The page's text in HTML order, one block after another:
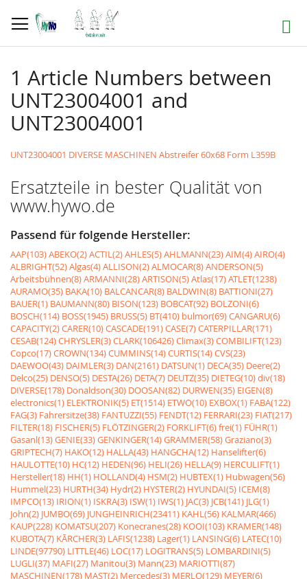
zum
Inhalt
Suche
1 Article Numbers between
UNT23004001 and
UNT23004001
UNT23004001 DIVERSE MASCHINEN Abstreifer 60x68 Form L359B
Ersatzteile in bester Qualität von
www.hywo.de
Passend für folgende Hersteller:
AAP(103)ABEKO(2)ACTIL(2)AHLES(5)AHLMANN(23)AIM(4)AIRO(4)
ALBRIGHT(52)Algas(4)ALLISON(2)ALMOCAR(8)ANDERSON(5)
Arbeitsbühnen(8)ARMANNI(28)ARTISON(5)Atlas(17)ATLET(1238)
AURAMO(35) BAKA(10) BALCANCAR(8) BALDWIN(8) BATTIONI(27)
BAUER(1) BAUMANN(80) BISON(123) BOBCAT(92) BOLZONI(6)
BOSCH(114) BOSS(1945) BRUSS(5) BT(410) bulmor(69)CANGARU(6)
CAPACITY(2)CARER(10)CASCADE(191)CASE(7)CATERPILLAR(171)
CESAB(124)CHRYSLER(3)CLARK(106426)Climax(3)COMBILIFT(123)
Copco(17)CROWN(134)CUMMINS(14)CURTIS(14)CVS(23)
DAEWOO(43) DAIMLER(3) DAN(2161) DATSUN(1) DECA(35) Deere(2)
Delco(25) DENSO(5) DESTA(26) DETA(7) DEUTZ(35) DIETEG(10)div(18)
DIVERSE(178) Donaldson(30) DOOSAN(82) DURWEN(35) EIGEN(8)
electronics(1) ELEKTRONIK(5) ET(1514) ETWO(10) EXBOX(1) FABA(122)
FAG(3) Fahrersitze(38) FANTUZZI(55) FENDT(12) FERRARI(23) FIAT(217)
FILTER(18) FISCHER(5) FLÖTZINGER(2) FORKLIFT(6)frei(1) FÜHR(1)
Gasanl(13)GENIE(33)GENKINGER(14)GRAMMER(58)Graziano(3)
GRIPTECH(7) HAKO(12) HALLA(43) HANGCHA(12) Hanselifter(6)
HAULOTTE(10) HC(12) HEDEN(96) HELI(26) HELLA(9) HERCULIFT(1)
Hersteller(18) HH(1) HOLLAND(4) HSM(2) HUBTEX(1) Hubwagen(56)
Hummel(23) HURTH(34) Hydr(2) HYSTER(2) HYUNDAI(5) ICEM(8)
IMPCO(13) IRION(1) ISKRA(3) ISW(1) IWS(1) JAC(3) JCB(141) JLG(1)
John(2) JUMBO(69) JUNGHEINRICH(23411) KAHL(56) KALMAR(466)
KAUP(228) KOMATSU(207) Konecranes(28) KOOI(103) KRAMER(148)
KUBOTA(7) KÃRCHER(3) LAFIS(1238) Lager(1) LANSING(6) LATEC(10)
LINDE(97790) LITTLE(46) LOC(17) LOGITRANS(5) LOMBARDINI(5)
LUGLI(37) MAFI(27) Manitou(3) Mann(23) MARIOTTI(87)
MASCHINEN(178) MAST(2) Mercedes(3) MERLO(129) MEYER(6)